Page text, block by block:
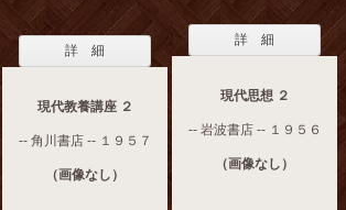
詳 細
現代教養講座 ２
-- 角川書店 -- １９５７
（画像なし）
詳 細
現代思想 ２
-- 岩波書店 -- １９５６
（画像なし）